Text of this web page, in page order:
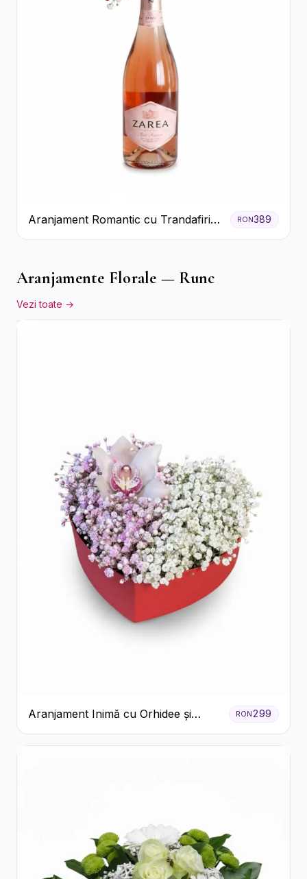
Aranjament Romantic cu Trandafiri
Roșii și Șampanie rose
RON389
Aranjamente Florale — Runc
Vezi toate →
Aranjament Inimă cu Orhidee și
Floarea Miresei
RON299